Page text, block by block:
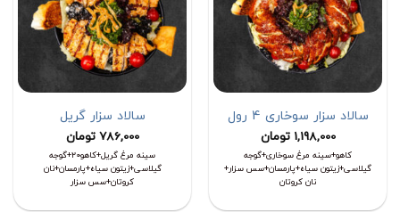
سالاد سزار سوخاری 4 رول
1,198,000 تومان
کاهو+سینه مرغ سوخاری+گوجه
گیلاسی+زیتون سیاه+پارمسان+سس سزار+
نان کروتان
سالاد سزار گریل
786,000 تومان
سینه مرغ گریل+کاهو۲۰+گوجه
گیلاسی+زیتون سیاه+پارمسان+نان
کروتان+سس سزار